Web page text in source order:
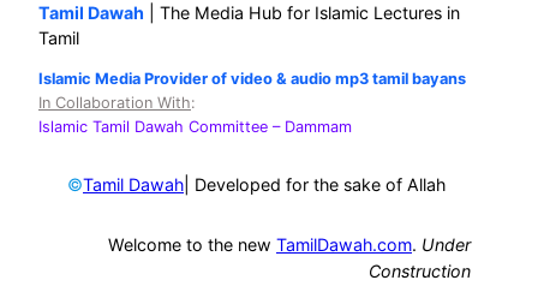
Tamil Dawah | The Media Hub for Islamic Lectures in
Tamil
Islamic Media Provider of video & audio mp3 tamil bayans
In Collaboration With:
Islamic Tamil Dawah Committee – Dammam
©Tamil Dawah | Developed for the sake of Allah
Welcome to the new TamilDawah.com. Under
Construction